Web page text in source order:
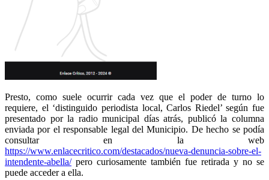
Presto, como suele ocurrir cada vez que el poder de turno lo
requiere, el ‘distinguido periodista local, Carlos Riedel’ según fue
presentado por la radio municipal días atrás, publicó la columna
enviada por el responsable legal del Municipio. De hecho se podía
consultar en la web
https://www.enlacecritico.com/destacados/nueva-denuncia-sobre-el-
intendente-abella/pero curiosamente también fue retirada y no se
puede acceder a ella.